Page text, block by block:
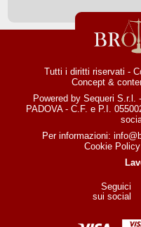
Tutti i diritti riservati -
Concept &
Powered by Sequeri
PADOVA - C.F. e P.I.
Per informazioni:
Cookie Policy
Seguici
sui social